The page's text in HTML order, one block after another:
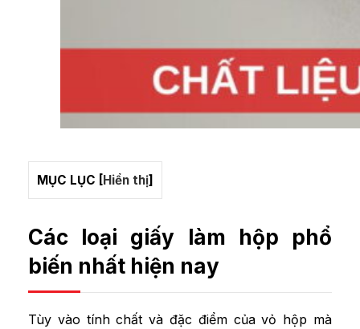
MỤC LỤC [Hiển thị]
Các loại giấy làm hộp phổ
biến nhất hiện nay
Tùy vào tính chất và đặc điểm của vỏ hộp mà